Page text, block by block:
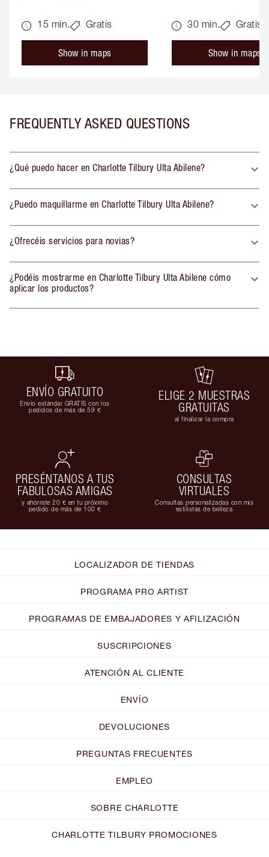
15 min. Gratis
Show in maps
30 min. Gratis
Show in maps
FREQUENTLY ASKED QUESTIONS
¿Qué puedo hacer en Charlotte Tilbury Ulta Abilene?
¿Puedo maquillarme en Charlotte Tilbury Ulta Abilene?
¿Ofrecéis servicios para novias?
¿Podéis mostrarme en Charlotte Tilbury Ulta Abilene cómo
aplicar los productos?
ENVÍO GRATUITO
Envío estándar GRATIS con los
pedidos de más de 59 €
ELIGE 2 MUESTRAS
GRATUITAS
al finalizar la compra
PRESÉNTANOS A TUS
FABULOSAS AMIGAS
y ahórrate 20 € en tu próximo
pedido de más de 100 €
CONSULTAS
VIRTUALES
Consultas personalizadas con mis
estilistas de belleza
LOCALIZADOR DE TIENDAS
PROGRAMA PRO ARTIST
PROGRAMAS DE EMBAJADORES Y AFILIZACIÓN
SUSCRIPCIONES
ATENCIÓN AL CLIENTE
ENVÍO
DEVOLUCIONES
PREGUNTAS FRECUENTES
EMPLEO
SOBRE CHARLOTTE
CHARLOTTE TILBURY PROMOCIONES